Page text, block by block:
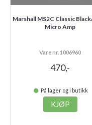
Marshall MS2C Classic
Micro Amp
Vare nr. 1006960
470,-
På lager og i butikk
KJØP